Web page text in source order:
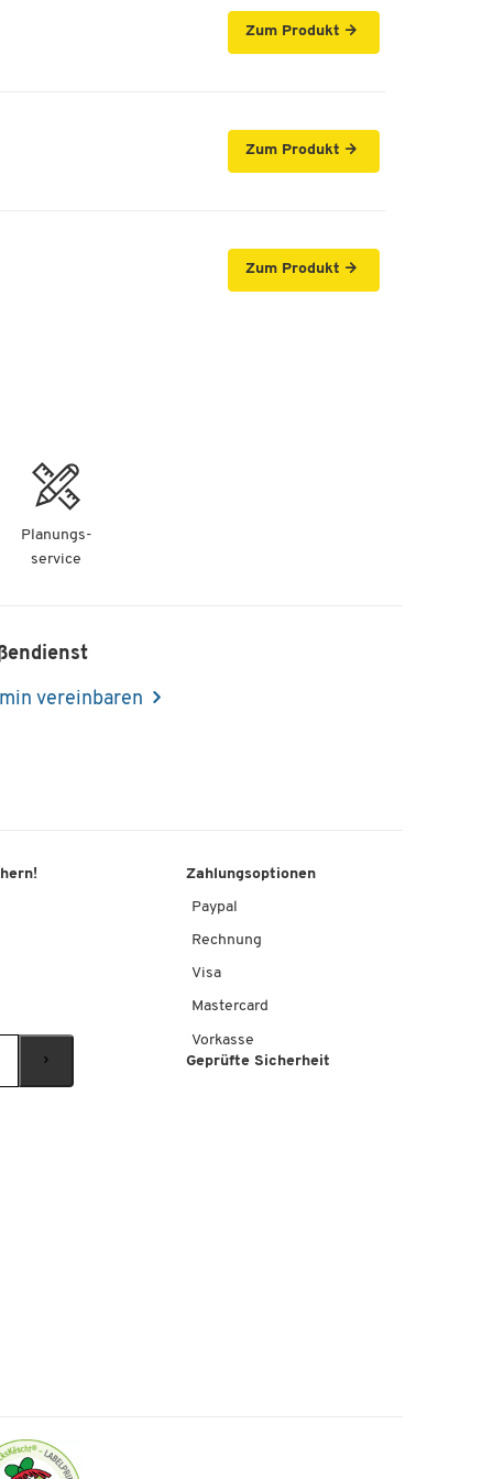
Zum Produkt
Zum Produkt
Zum Produkt
Planungs-
service
vereinbaren
Zahlungsoptionen
Paypal
Rechnung
Visa
Mastercard
Vorkasse
Geprüfte Sicherheit